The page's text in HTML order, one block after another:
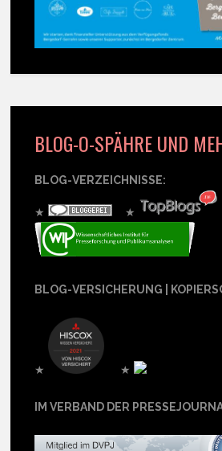
BLOG-O-SPÄHRE UND
BLOG-VERZEICHNISSE:
★ ★
BLOG-VERSICHERUNG |
★ ★
IM VERBAND DER